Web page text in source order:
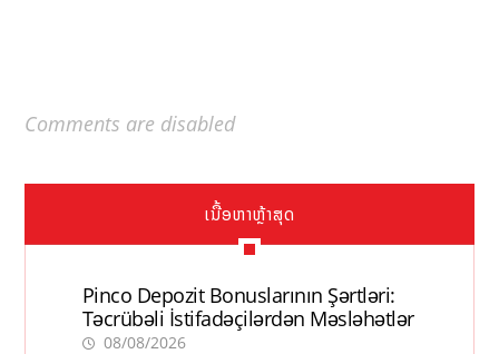
Comments are disabled
ເນື້ອຫາຫຼ້າສຸດ
Pinco Depozit Bonuslarının Şərtləri:
Təcrübəli İstifadəçilərdən Məsləhətlər
08/08/2026